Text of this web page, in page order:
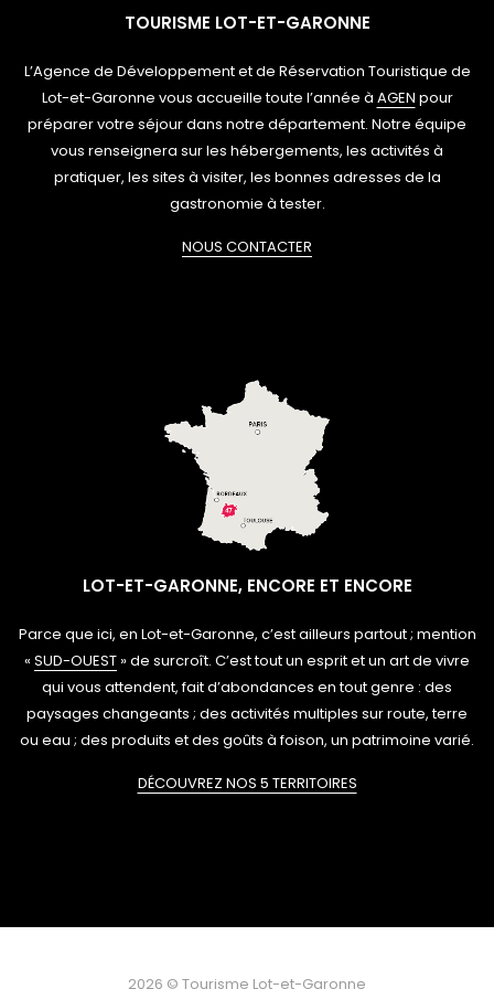
TOURISME LOT-ET-GARONNE
L’Agence de Développement et de Réservation Touristique de
Lot-et-Garonne vous accueille toute l’année à AGEN pour
préparer votre séjour dans notre département. Notre équipe
vous renseignera sur les hébergements, les activités à
pratiquer, les sites à visiter, les bonnes adresses de la
gastronomie à tester.
NOUS CONTACTER
LOT-ET-GARONNE, ENCORE ET ENCORE
Parce que ici, en Lot-et-Garonne, c’est ailleurs partout ; mention
« SUD-OUEST » de surcroît. C’est tout un esprit et un art de vivre
qui vous attendent, fait d’abondances en tout genre : des
paysages changeants ; des activités multiples sur route, terre
ou eau ; des produits et des goûts à foison, un patrimoine varié.
DÉCOUVREZ NOS 5 TERRITOIRES
2026 © Tourisme Lot-et-Garonne